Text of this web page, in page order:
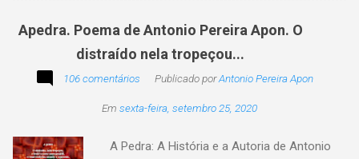
uma frase, verso,
poesia, pensamento, mensagem… Sobre uma
imagem postada a cada quinzena. Acima, a
participação na segunda edição dessa
encantando . Segue a sós o caminhante,
Apedra. Poema de Antonio Pereira Apon. O
distraído nela tropeçou...
106 comentários Publicado porAntonio Pereira Apon
Em sexta-feira, setembro 25, 2020
A Pedra: A História e a Autoria de Antonio